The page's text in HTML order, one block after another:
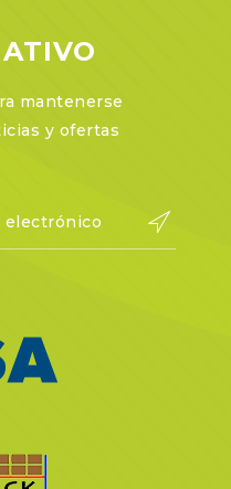
mantenerse
y ofertas